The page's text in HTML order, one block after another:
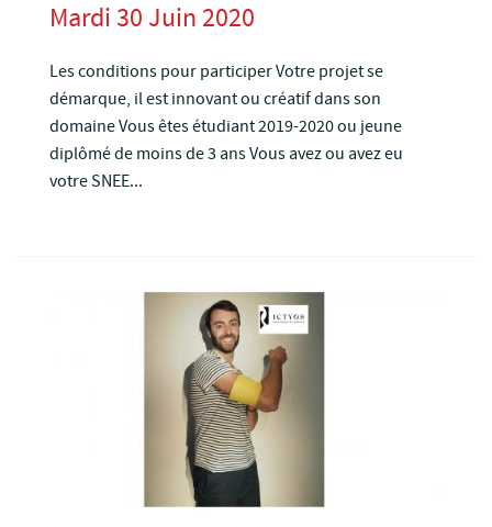
Mardi 30 Juin 2020
Les conditions pour participer Votre projet se
démarque, il est innovant ou créatif dans son
domaine Vous êtes étudiant 2019-2020 ou jeune
diplômé de moins de 3 ans Vous avez ou avez eu
votre SNEE...